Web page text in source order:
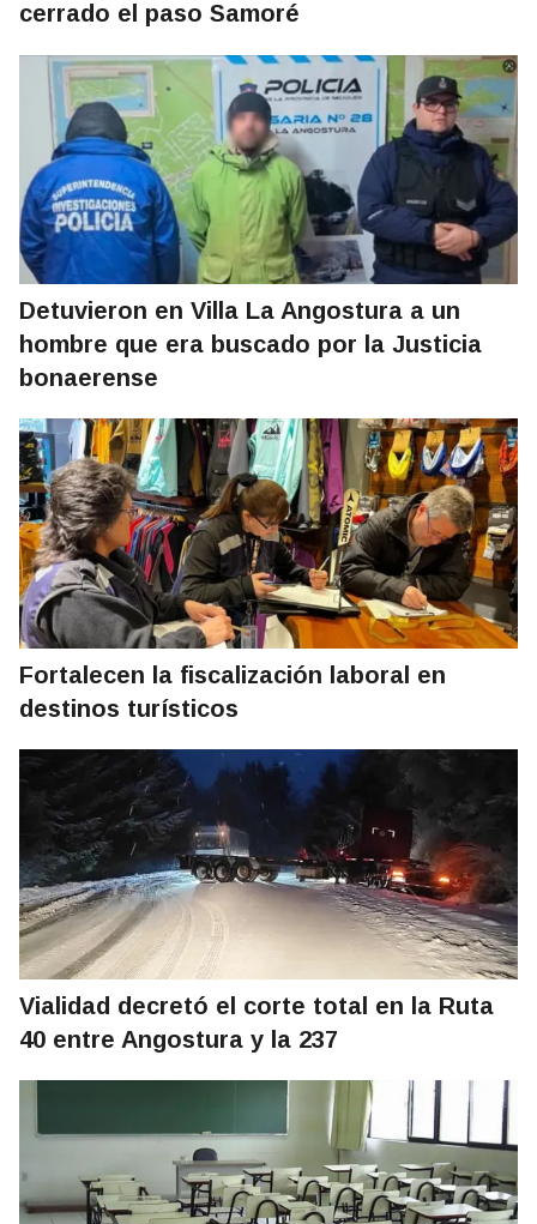
cerrado el paso Samoré
Detuvieron en Villa La Angostura a un
hombre que era buscado por la Justicia
bonaerense
Fortalecen la fiscalización laboral en
destinos turísticos
Vialidad decretó el corte total en la Ruta
40 entre Angostura y la 237